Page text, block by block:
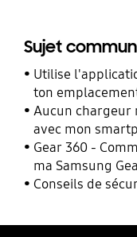
Sujet
Utilise
ton
Aucun chargeur
avec mon
Gear 360 -
ma Samsung
Conseils de